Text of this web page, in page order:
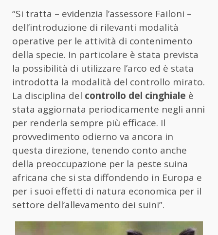
“Si tratta – evidenzia l’assessore Failoni –
dell’introduzione di rilevanti modalità
operative per le attività di contenimento
della specie. In particolare è stata prevista
la possibilità di utilizzare l’arco ed è stata
introdotta la modalità del controllo mirato.
La disciplina del controllo del cinghiale è
stata aggiornata periodicamente negli anni
per renderla sempre più efficace. Il
provvedimento odierno va ancora in
questa direzione, tenendo conto anche
della preoccupazione per la peste suina
africana che si sta diffondendo in Europa e
per i suoi effetti di natura economica per il
settore dell’allevamento dei suini”.